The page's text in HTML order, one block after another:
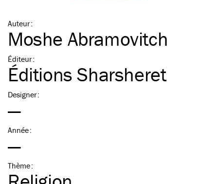
Auteur:
Moshe Abramovitch
Éditeur:
Éditions Sharsheret
Designer:
—
Année:
—
Thème: